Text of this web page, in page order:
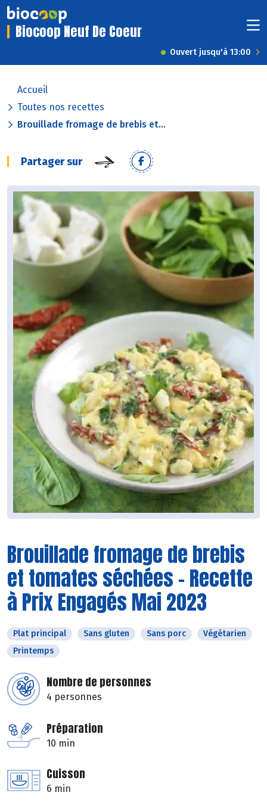
Biocoop Neuf De Coeur
Ouvert jusqu'à 13:00
Accueil
Toutes nos recettes
Brouillade fromage de brebis et...
Partager sur
Brouillade fromage de brebis
et tomates séchées - Recette
à Prix Engagés Mai 2023
Plat principal Sans gluten Sans porc
Végétarien
Printemps
Nombre de personnes
4 personnes
Préparation
10 min
Cuisson
6 min